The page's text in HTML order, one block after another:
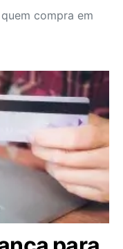
compra em